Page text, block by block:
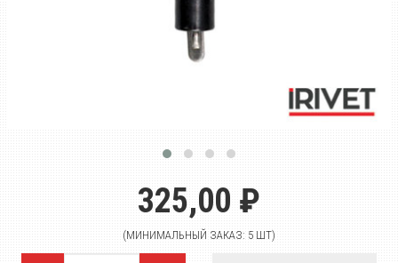
325,00 ₽
(МИНИМАЛЬНЫЙ ЗАКАЗ: 5 ШТ)